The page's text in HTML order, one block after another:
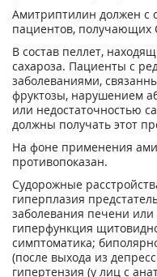
Амитриптилин должен с
пациентов, получающих
В состав пеллет,
сахароза. Пациенты с
заболеваниями,
фруктозы, нарушением
или недостаточностью
должны получать этот
На фоне применения
противопоказан.
Судорожные
гиперплазия
заболевания печени или
гиперфункция
симптоматика;
(после выхода из
гипертензия (у лиц с